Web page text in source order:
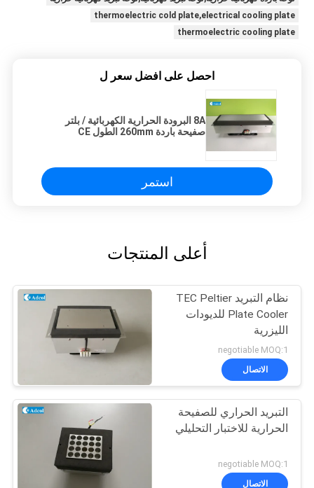
thermoelectric cold plate,electrical cooling plate
thermoelectric cooling plate
احصل على افضل سعر ل
8A البرودة الحرارية الكهربائية / بلتر
صفيحة باردة 260mm الطول CE
استمر
أعلى المنتجات
نظام التبريد TEC Peltier
Plate Cooler للديودات
الليزرية
negotiable MOQ:1
الاتصال
التبريد الحراري للصفيحة
الحرارية للاختبار التحليلي
negotiable MOQ:1
الاتصال